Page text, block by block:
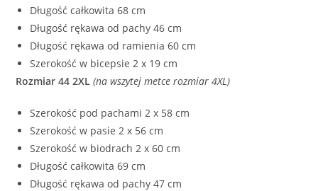
Długość całkowita 68 cm
Długość rękawa od pachy 46 cm
Długość rękawa od ramienia 60 cm
Szerokość w bicepsie 2 x 19 cm
Rozmiar 44 2XL(na wszytej metce rozmiar 4XL)
Szerokość pod pachami 2 x 58 cm
Szerokość w pasie 2 x 56 cm
Szerokość w biodrach 2 x 60 cm
Długość całkowita 69 cm
Długość rękawa od pachy 47 cm